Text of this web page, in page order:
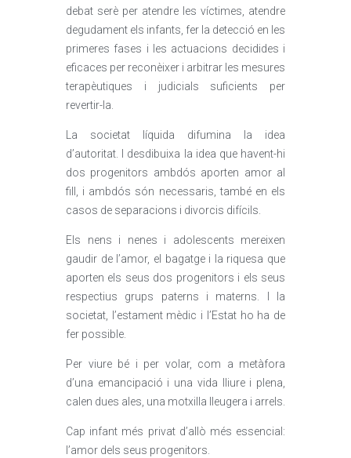
debat serè per atendre les víctimes, atendre
degudament els infants, fer la detecció en les
primeres fases i les actuacions decidides i
eficaces per reconèixer i arbitrar les mesures
terapèutiques i judicials suficients per
revertir-la.
La societat líquida difumina la idea
d’autoritat. I desdibuixa la idea que havent-hi
dos progenitors ambdós aporten amor al
fill, i ambdós són necessaris, també en els
casos de separacions i divorcis difícils.
Els nens i nenes i adolescents mereixen
gaudir de l’amor, el bagatge i la riquesa que
aporten els seus dos progenitors i els seus
respectius grups paterns i materns. I la
societat, l’estament mèdic i l’Estat ho ha de
fer possible.
Per viure bé i per volar, com a metàfora
d’una emancipació i una vida lliure i plena,
calen dues ales, una motxilla lleugera i arrels.
Cap infant més privat d’allò més essencial:
l’amor dels seus progenitors.